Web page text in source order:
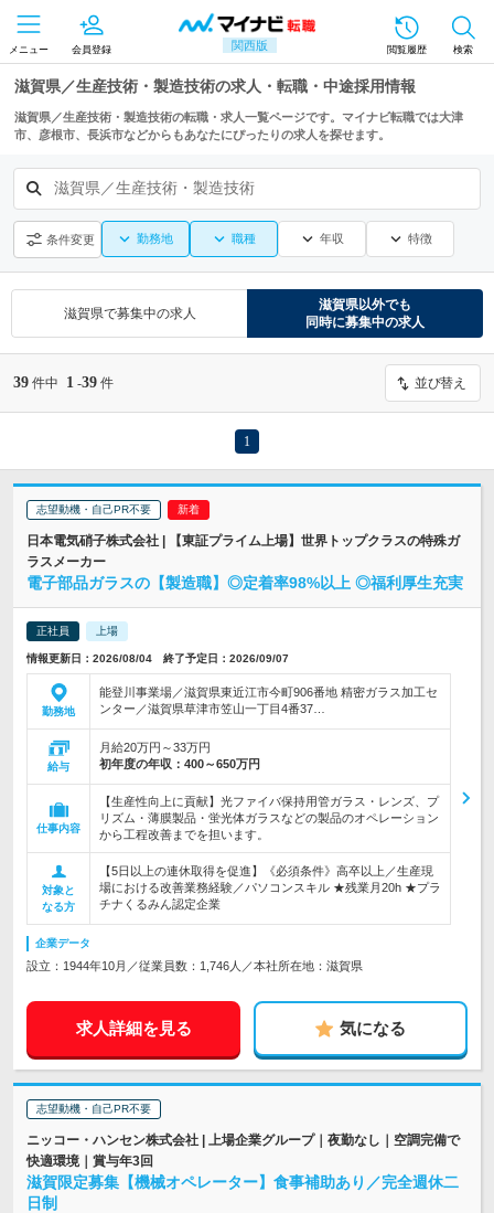
関西版
メニュー 会員登録 閲覧履歴 検索
滋賀県／生産技術・製造技術の求人・転職・中途採用情報
滋賀県／生産技術・製造技術の転職・求人一覧ページです。マイナビ転職では大津
市、彦根市、長浜市などからもあなたにぴったりの求人を探せます。
滋賀県／生産技術・製造技術
条件変更 勤務地 職種 年収 特徴
滋賀県で募集中の求人
滋賀県以外でも
同時に募集中の求人
39 件中 1 -39 件 並び替え
1
志望動機・自己PR不要
日本電気硝子株式会社 | 【東証プライム上場】世界トップクラスの特殊ガ
ラスメーカー
電子部品ガラスの【製造職】◎定着率98%以上 ◎福利厚生充実
正社員 上場
情報更新日：2026/08/04 終了予定日：2026/09/07
勤務地
能登川事業場／滋賀県東近江市今町906番地 精密ガラス加工セ
ンター／滋賀県草津市笠山一丁目4番37…
給与
月給20万円～33万円
初年度の年収： 400～650万円
仕事内容
【生産性向上に貢献】光ファイバ保持用管ガラス・レンズ、プ
リズム・薄膜製品・蛍光体ガラスなどの製品のオペレーション
から工程改善までを担います。
対象と
なる方
【5日以上の連休取得を促進】《必須条件》高卒以上／生産現
場における改善業務経験／パソコンスキル ★残業月20h ★プラ
チナくるみん認定企業
企業データ
設立：1944年10月／従業員数：1,746人／本社所在地：滋賀県
求人詳細を見る 気になる
志望動機・自己PR不要
ニッコー・ハンセン株式会社 | 上場企業グループ｜夜勤なし｜空調完備で
快適環境｜賞与年3回
滋賀限定募集【機械オペレーター】食事補助あり／完全週休二
日制